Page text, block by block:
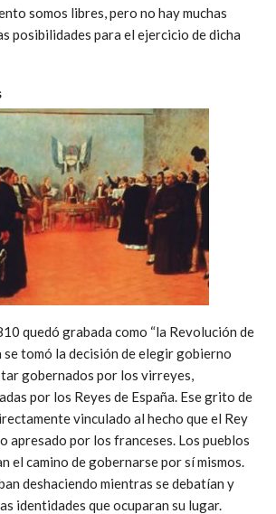
somos libres, pero no hay muchas
posibilidades para el ejercicio de dicha
quedó grabada como “la Revolución de
se tomó la decisión de elegir gobierno
gobernados por los virreyes,
por los Reyes de España. Ese grito de
vinculado al hecho que el Rey
apresado por los franceses. Los pueblos
el camino de gobernarse por sí mismos.
deshaciendo mientras se debatían y
identidades que ocuparan su lugar.